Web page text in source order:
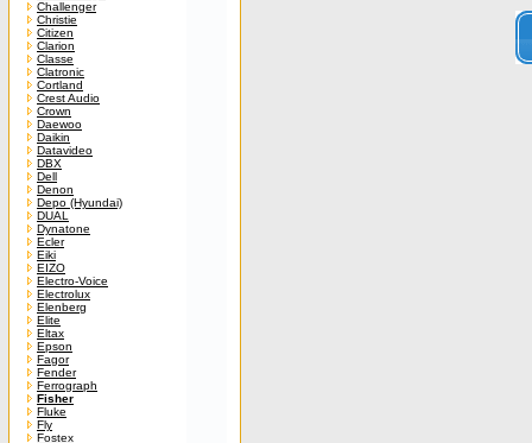
Challenger
Christie
Citizen
Clarion
Classe
Clatronic
Cortland
Crest Audio
Crown
Daewoo
Daikin
Datavideo
DBX
Dell
Denon
Depo (Hyundai)
DUAL
Dynatone
Ecler
Eiki
EIZO
Electro-Voice
Electrolux
Elenberg
Elite
Eltax
Epson
Fagor
Fender
Ferrograph
Fisher
Fluke
Fly
Fostex